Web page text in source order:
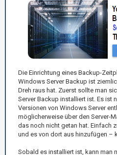
Die Einrichtung eines Backup-
Windows Server Backup ist
Dreh raus hat. Zuerst sollte man
Server Backup installiert ist. Es ist
Versionen von Windows Server
möglicherweise über den Server-
das noch nicht getan hat. Einfach
und es von dort aus hinzufügen –
Sobald es installiert ist, kann man